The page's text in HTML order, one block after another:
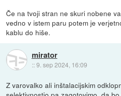
Če na tvoji stran ne skuri nobene
vedno v istem paru potem je
kablu do hiše.
mirator
::9. sep 2024, 16:09
Z varovalko ali inštalacijskim